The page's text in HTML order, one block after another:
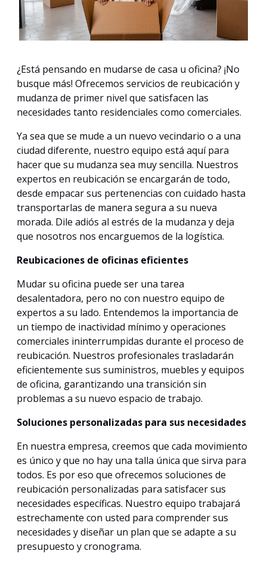
¿Está pensando en mudarse de casa u oficina? ¡No
busque más! Ofrecemos servicios de reubicación y
mudanza de primer nivel que satisfacen las
necesidades tanto residenciales como comerciales.
Ya sea que se mude a un nuevo vecindario o a una
ciudad diferente, nuestro equipo está aquí para
hacer que su mudanza sea muy sencilla. Nuestros
expertos en reubicación se encargarán de todo,
desde empacar sus pertenencias con cuidado hasta
transportarlas de manera segura a su nueva
morada. Dile adiós al estrés de la mudanza y deja
que nosotros nos encarguemos de la logística.
Reubicaciones de oficinas eficientes
Mudar su oficina puede ser una tarea
desalentadora, pero no con nuestro equipo de
expertos a su lado. Entendemos la importancia de
un tiempo de inactividad mínimo y operaciones
comerciales ininterrumpidas durante el proceso de
reubicación. Nuestros profesionales trasladarán
eficientemente sus suministros, muebles y equipos
de oficina, garantizando una transición sin
problemas a su nuevo espacio de trabajo.
Soluciones personalizadas para sus necesidades
En nuestra empresa, creemos que cada movimiento
es único y que no hay una talla única que sirva para
todos. Es por eso que ofrecemos soluciones de
reubicación personalizadas para satisfacer sus
necesidades específicas. Nuestro equipo trabajará
estrechamente con usted para comprender sus
necesidades y diseñar un plan que se adapte a su
presupuesto y cronograma.